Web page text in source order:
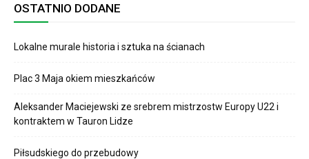
OSTATNIO DODANE
Lokalne murale historia i sztuka na ścianach
Plac 3 Maja okiem mieszkańców
Aleksander Maciejewski ze srebrem mistrzostw Europy U22 i
kontraktem w Tauron Lidze
Piłsudskiego do przebudowy